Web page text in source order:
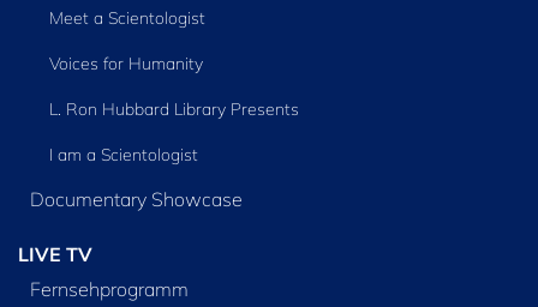
Meet a Scientologist
Voices for Humanity
L. Ron Hubbard Library Presents
I am a Scientologist
Documentary Showcase
LIVE TV
Fernsehprogramm